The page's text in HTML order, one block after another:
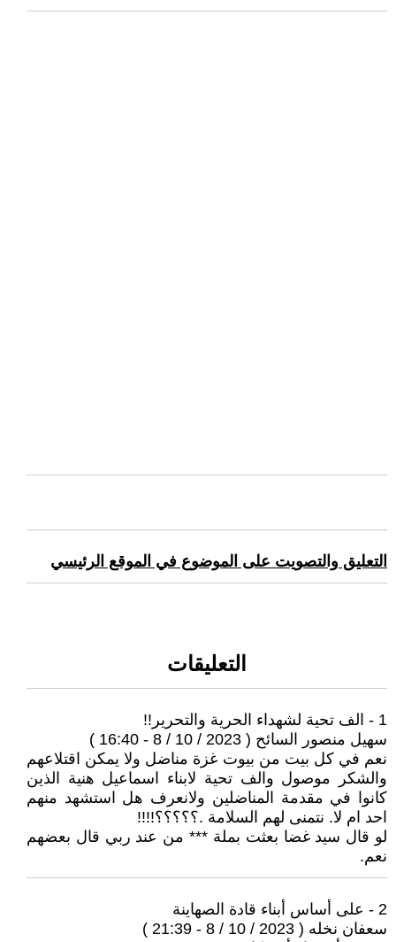
التعليق والتصويت على الموضوع في الموقع الرئيسي
التعليقات
1 - الف تحية لشهداء الحرية والتحرير!!
سهيل منصور السائح ( 2023 / 10 / 8 - 16:40 )
نعم في كل بيت من بيوت غزة مناضل ولا يمكن اقتلاعهم
والشكر موصول والف تحية لابناء اسماعيل هنية الذين
كانوا في مقدمة المناضلين ولانعرف هل استشهد منهم
احد ام لا. نتمنى لهم السلامة .؟؟؟؟؟!!!!
لو قال سيد غضا بعثت بملة *** من عند ربي قال بعضهم
نعم.
2 - على أساس أبناء قادة الصهاينة
سعفان نخله ( 2023 / 10 / 8 - 21:39 )